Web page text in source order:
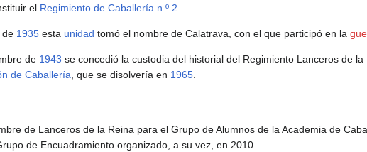
el Regimiento de Caballería n.º 2
de 1935 esta unidad tomó el nombre de Calatrava, con el que participó en la
de 1943 se concedió la custodia del historial del Regimiento Lanceros de la
de Caballería , que se disolvería en 1965
de Lanceros de la Reina para el Grupo de Alumnos de la Academia de
de Encuadramiento organizado, a su vez, en 2010.